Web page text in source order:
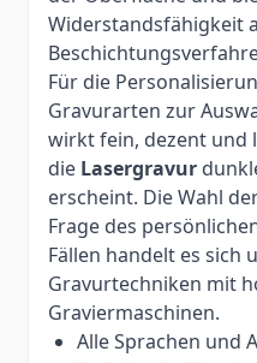
Widerstandsfähigkeit
Für die
Gravurarten zur
wirkt fein, dezent und
die Lasergravur
erscheint. Die Wahl
Frage des
Fällen handelt es sich
Gravurtechniken mit
Graviermaschinen.
Alle Sprachen und